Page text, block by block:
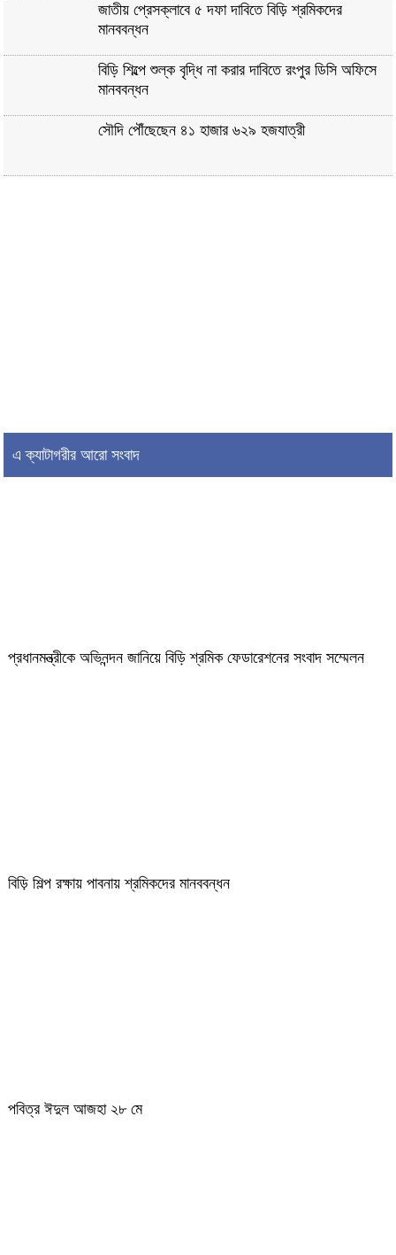
জাতীয় প্রেসক্লাবে ৫ দফা দাবিতে বিড়ি শ্রমিকদের
মানববন্ধন
বিড়ি শিল্পে শুল্ক বৃদ্ধি না করার দাবিতে রংপুর ডিসি অফিসে
মানববন্ধন
সৌদি পৌঁছেছেন ৪১ হাজার ৬২৯ হজযাত্রী
এ ক্যাটাগরীর আরো সংবাদ
প্রধানমন্ত্রীকে অভিনন্দন জানিয়ে বিড়ি শ্রমিক ফেডারেশনের সংবাদ সম্মেলন
বিড়ি শিল্প রক্ষায় পাবনায় শ্রমিকদের মানববন্ধন
পবিত্র ঈদুল আজহা ২৮ মে